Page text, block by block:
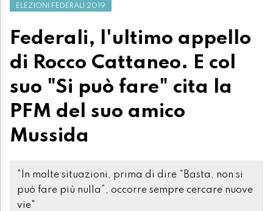
ELEZIONI FEDERALI 2019
Federali, l'ultimo appello
di Rocco Cattaneo. E col
suo "Si può fare" cita la
PFM del suo amico
Mussida
"In molte situazioni, prima di dire “Basta, non si
può fare più nulla”, occorre sempre cercare nuove
vie"